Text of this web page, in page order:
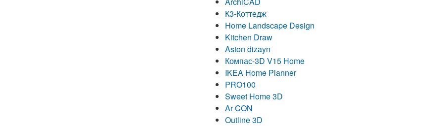
К3-Коттедж
Home Landscape Design
Kitchen Draw
Aston dizayn
Компас-3D V15 Home
IKEA Home Planner
PRO100
Sweet Home 3D
Ar CON
Outline 3D